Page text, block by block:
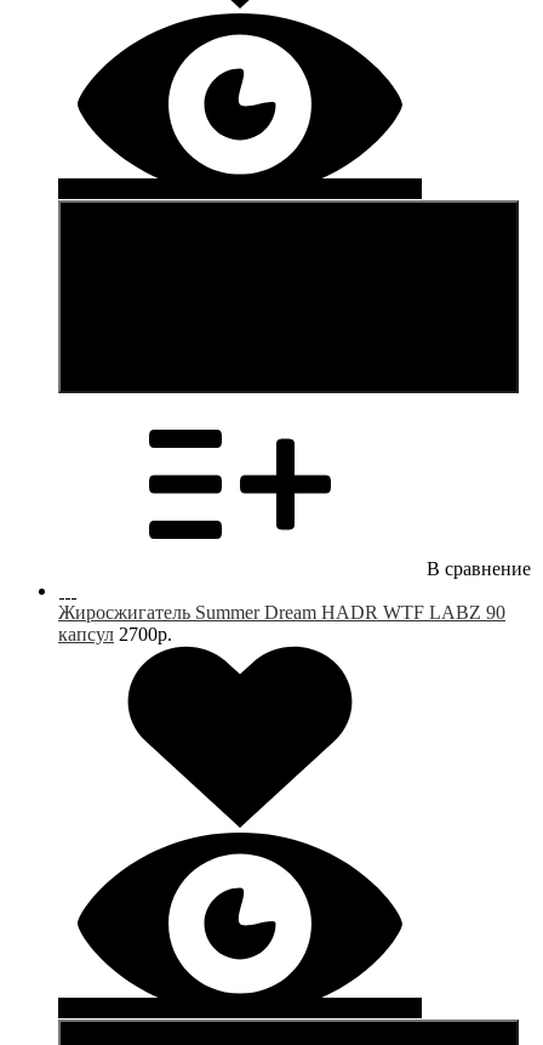
В сравнение
Жиросжигатель Summer Dream HADR WTF LABZ 90
капсул 2700р.